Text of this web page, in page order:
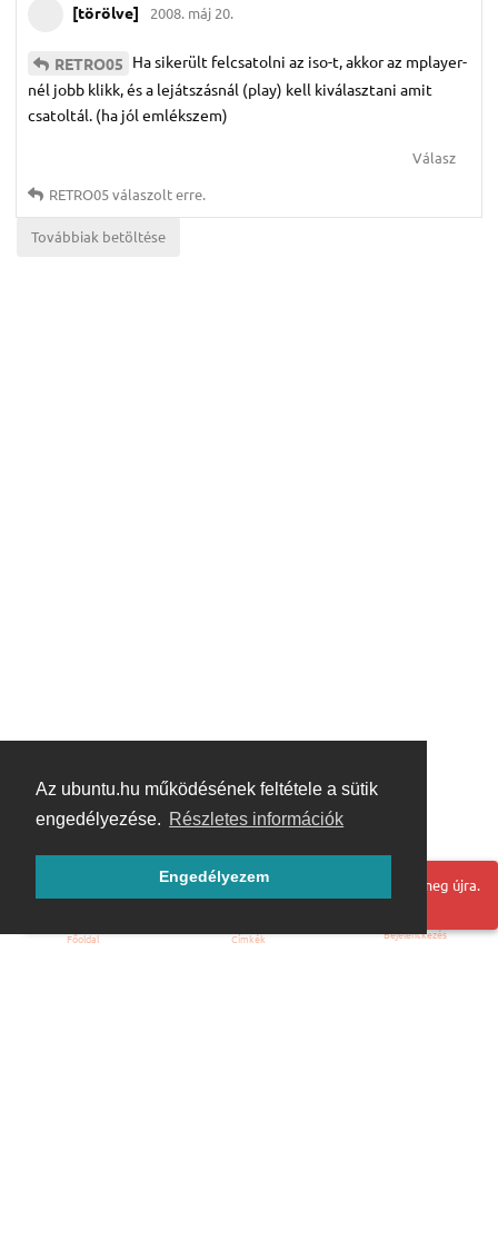
Az ubuntu.hu működésének feltétele a sütik
engedélyezése. Részletes információk
Engedélyezem
[törölve] 2008. máj 20.
RETRO05 Ha sikerült felcsatolni az iso-t, akkor az mplayer-
nél jobb klikk, és a lejátszásnál (play) kell kiválasztani amit
csatoltál. (ha jól emlékszem)
Válasz
RETRO05válaszolt erre.
Továbbiak betöltése
Hoppá! Valami hiba történt. Frissítse az oldalt és próbálja meg újra.
Főoldal Címkék Bejelentkezés